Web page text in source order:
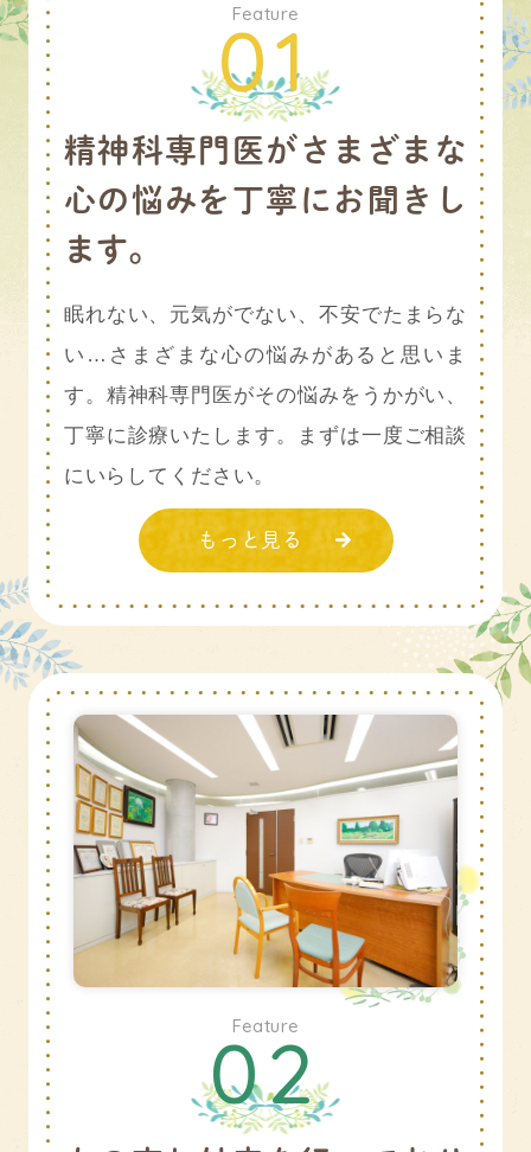
Feature
01
精神科専門医がさまざまな
心の悩みを丁寧にお聞きし
ます。
眠れない、元気がでない、不安でたまらな
い…さまざまな心の悩みがあると思いま
す。精神科専門医がその悩みをうかがい、
丁寧に診療いたします。まずは一度ご相談
にいらしてください。
もっと見る
Feature
02